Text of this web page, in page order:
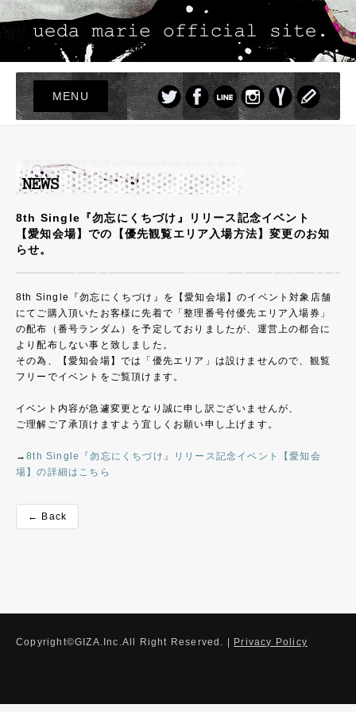
MENU
LIVE
NEWS
PROFILE
DISCOGRAPHY
8th Single『勿忘にくちづけ』リリース記念イベント
【愛知会場】での【優先観覧エリア入場方法】変更のお知
らせ。
8th Single『勿忘にくちづけ』を【愛知会場】のイベント対象店舗
にてご購入頂いたお客様に先着で「整理番号付優先エリア入場券」
の配布（番号ランダム）を予定しておりましたが、運営上の都合に
より配布しない事と致しました。
その為、【愛知会場】では「優先エリア」は設けませんので、観覧
フリーでイベントをご覧頂けます。
イベント内容が急遽変更となり誠に申し訳ございませんが、
ご理解ご了承頂けますよう宜しくお願い申し上げます。
→8th Single『勿忘にくちづけ』リリース記念イベント【愛知会
場】の詳細はこちら
← Back
Copyright©GIZA.Inc.All Right Reserved. | Privacy Policy